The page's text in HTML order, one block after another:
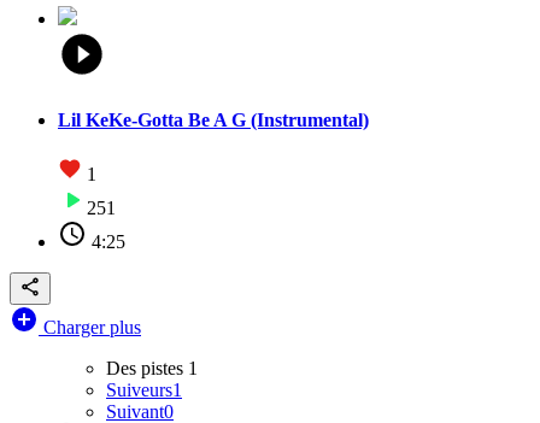
Lil KeKe-Gotta Be A G (Instrumental)
1
251
4:25
Charger plus
Des pistes 1
Suiveurs1
Suivant0